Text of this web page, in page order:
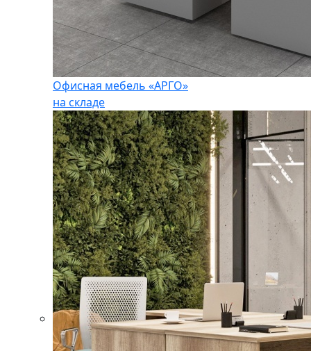
Офисная мебель «АРГО»
на складе